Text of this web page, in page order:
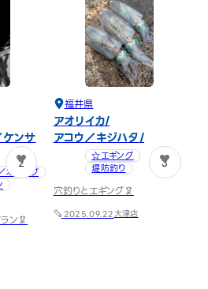
ケンサ
オモリグ
ン🦑
2
福井県
アオリイカ
アコウ／キジハタ
☆エギング
堤防釣り
穴釣りとエギング🦑
2025.09.22大津店
3